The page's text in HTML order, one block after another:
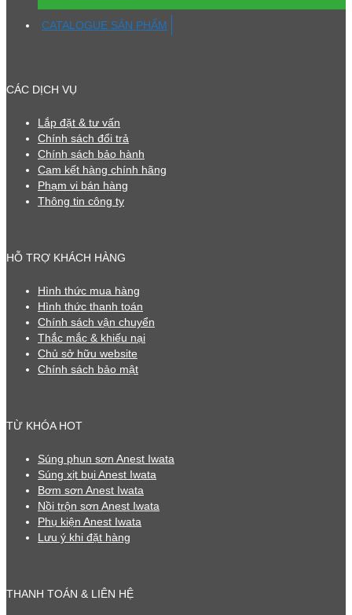
CATALOGUE SẢN PHẨM
CÁC DỊCH VỤ
Lắp đặt & tư vấn
Chính sách đổi trả
Chính sách bảo hành
Cam kết hàng chính hãng
Phạm vi bán hàng
Thông tin công ty
HỖ TRỢ KHÁCH HÀNG
Hình thức mua hàng
Hình thức thanh toán
Chính sách vận chuyển
Thắc mắc & khiếu nại
Chủ sở hữu website
Chính sách bảo mật
TỪ KHÓA HOT
Súng phun sơn Anest Iwata
Súng xịt bụi Anest Iwata
Bơm sơn Anest Iwata
Nồi trộn sơn Anest Iwata
Phụ kiện Anest Iwata
Lưu ý khi đặt hàng
THANH TOÁN & LIÊN HỆ